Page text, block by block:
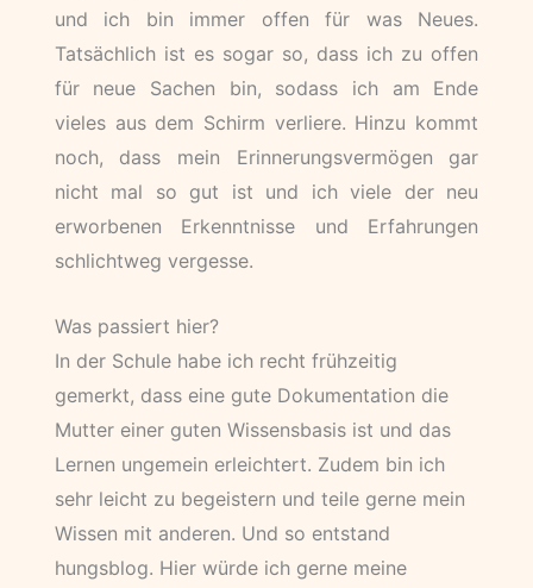
und ich bin immer offen für was Neues.
Tatsächlich ist es sogar so, dass ich zu offen
für neue Sachen bin, sodass ich am Ende
vieles aus dem Schirm verliere. Hinzu kommt
noch, dass mein Erinnerungsvermögen gar
nicht mal so gut ist und ich viele der neu
erworbenen Erkenntnisse und Erfahrungen
schlichtweg vergesse.
Was passiert hier?
In der Schule habe ich recht frühzeitig
gemerkt, dass eine gute Dokumentation die
Mutter einer guten Wissensbasis ist und das
Lernen ungemein erleichtert. Zudem bin ich
sehr leicht zu begeistern und teile gerne mein
Wissen mit anderen. Und so entstand
hungsblog. Hier würde ich gerne meine